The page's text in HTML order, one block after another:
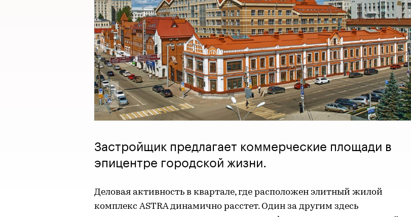
Застройщик предлагает коммерческие площади в
эпицентре городской жизни.
Деловая активность в квартале, где расположен элитный жилой
комплекс ASTRA динамично расстет. Один за другим здесь